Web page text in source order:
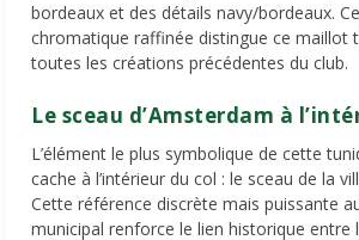
bordeaux et des détails navy/bordeaux.
chromatique raffinée distingue ce maillot
toutes les créations précédentes du club.
Le sceau d’Amsterdam à
L’élément le plus symbolique de cette
cache à l’intérieur du col : le sceau de la
Cette référence discrète mais puissante
municipal renforce le lien historique entre